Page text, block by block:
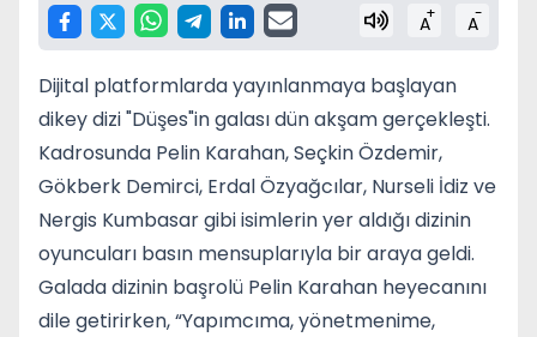
A+ A-
Dijital platformlarda yayınlanmaya başlayan
dikey dizi "Düşes"in galası dün akşam gerçekleşti.
Kadrosunda Pelin Karahan, Seçkin Özdemir,
Gökberk Demirci, Erdal Özyağcılar, Nurseli İdiz ve
Nergis Kumbasar gibi isimlerin yer aldığı dizinin
oyuncuları basın mensuplarıyla bir araya geldi.
Galada dizinin başrolü Pelin Karahan heyecanını
dile getirirken, “Yapımcıma, yönetmenime,